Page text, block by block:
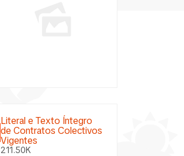
Literal e Texto Íntegro
de Contratos Colectivos
Vigentes
211.50K